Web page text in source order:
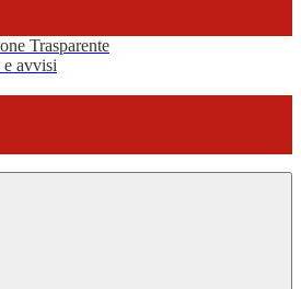
Trasparente
avvisi